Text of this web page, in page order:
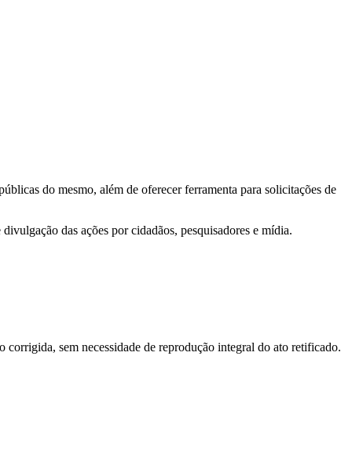
do mesmo, além de oferecer ferramenta para solicitações de
das ações por cidadãos, pesquisadores e mídia.
sem necessidade de reprodução integral do ato retificado.